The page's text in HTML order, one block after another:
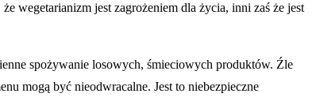
wegetarianizm jest zagrożeniem dla życia, inni zaś że jest
spożywanie losowych, śmieciowych produktów. Źle
mogą być nieodwracalne. Jest to niebezpieczne